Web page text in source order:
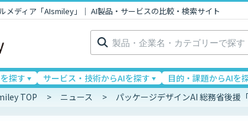
メディア「AIsmiley」｜ AI製品・サービスの比較・検索サイト
検
索:
探す サービス・技術からAIを探す 目的・課題からAIを
TOP ニュース パッケージデザインAI 総務省後援